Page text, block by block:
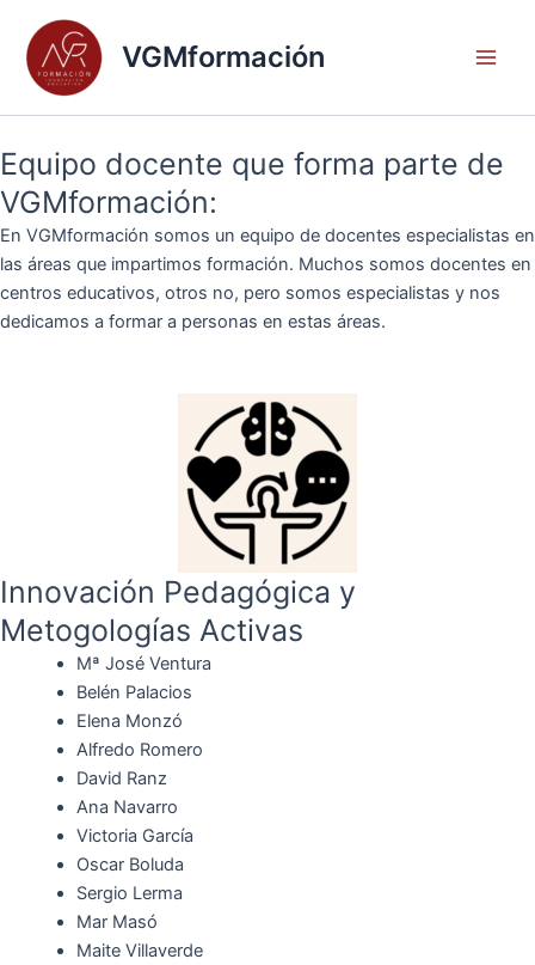
contenido
VGMformación
Equipo docente que forma parte de
VGMformación:
En VGMformación somos un equipo de docentes especialistas en
las áreas que impartimos formación. Muchos somos docentes en
centros educativos, otros no, pero somos especialistas y nos
dedicamos a formar a personas en estas áreas.
Innovación Pedagógica y
Metogologías Activas
Mª José Ventura
Belén Palacios
Elena Monzó
Alfredo Romero
David Ranz
Ana Navarro
Victoria García
Oscar Boluda
Sergio Lerma
Mar Masó
Maite Villaverde